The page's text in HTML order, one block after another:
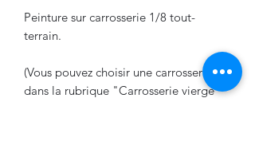
Peinture sur carrosserie 1/8 tout-
terrain.
(Vous pouvez choisir une carrosserie
dans la rubrique "Carrosserie vierge"